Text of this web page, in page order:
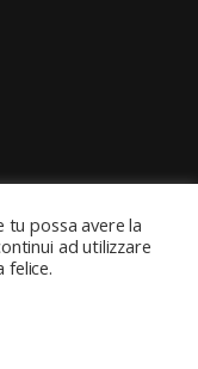
tu possa avere la
ad utilizzare
felice.